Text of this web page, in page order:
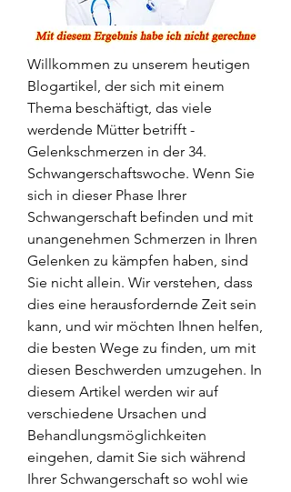
Willkommen zu unserem heutigen
Blogartikel, der sich mit einem
Thema beschäftigt, das viele
werdende Mütter betrifft -
Gelenkschmerzen in der 34.
Schwangerschaftswoche. Wenn Sie
sich in dieser Phase Ihrer
Schwangerschaft befinden und mit
unangenehmen Schmerzen in Ihren
Gelenken zu kämpfen haben, sind
Sie nicht allein. Wir verstehen, dass
dies eine herausfordernde Zeit sein
kann, und wir möchten Ihnen helfen,
die besten Wege zu finden, um mit
diesen Beschwerden umzugehen. In
diesem Artikel werden wir auf
verschiedene Ursachen und
Behandlungsmöglichkeiten
eingehen, damit Sie sich während
Ihrer Schwangerschaft so wohl wie